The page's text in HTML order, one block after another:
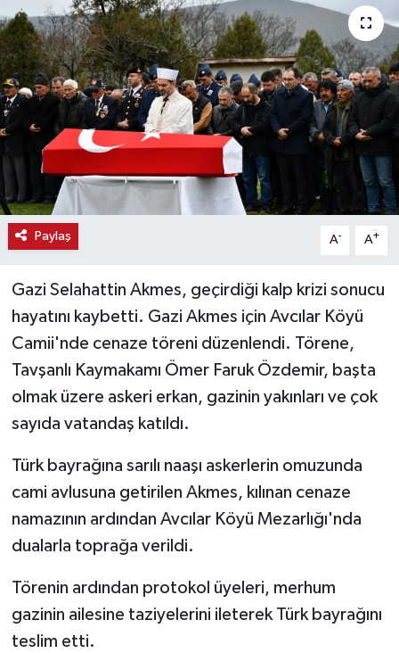
Paylaş A- A+
Gazi Selahattin Akmes, geçirdiği kalp krizi sonucu
hayatını kaybetti. Gazi Akmes için Avcılar Köyü
Camii'nde cenaze töreni düzenlendi. Törene,
Tavşanlı Kaymakamı Ömer Faruk Özdemir, başta
olmak üzere askeri erkan, gazinin yakınları ve çok
sayıda vatandaş katıldı.
Türk bayrağına sarılı naaşı askerlerin omuzunda
cami avlusuna getirilen Akmes, kılınan cenaze
namazının ardından Avcılar Köyü Mezarlığı'nda
dualarla toprağa verildi.
Törenin ardından protokol üyeleri, merhum
gazinin ailesine taziyelerini ileterek Türk bayrağını
teslim etti.
Haber İlanlar
Kültür-Sanat
Magazin
Resmi İlanlar
Sağlık
Seri İlan
Siyaset
Spor
Vasıta
Vefat Haberleri
Yaşam